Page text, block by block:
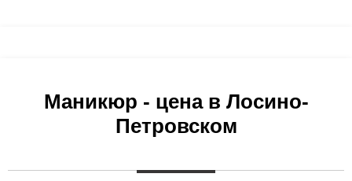
Маникюр - цена в Лосино-
Петровском